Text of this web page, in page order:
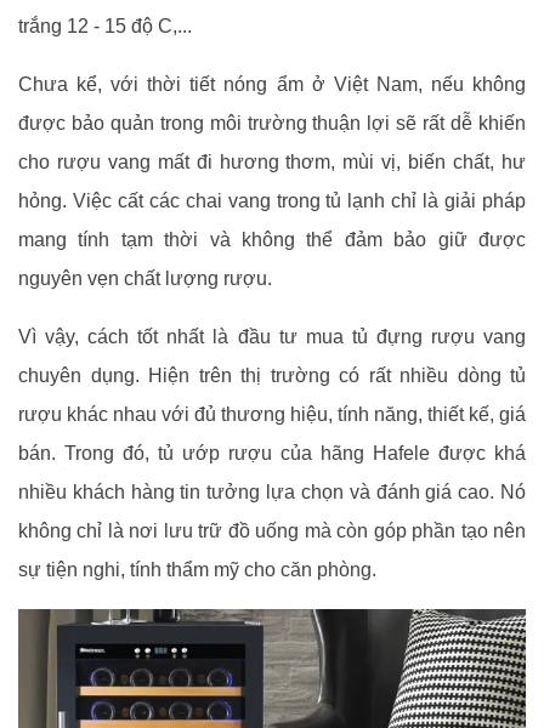
trắng 12 - 15 độ C,...
Chưa kể, với thời tiết nóng ẩm ở Việt Nam, nếu không
được bảo quản trong môi trường thuận lợi sẽ rất dễ khiến
cho rượu vang mất đi hương thơm, mùi vị, biến chất, hư
hỏng. Việc cất các chai vang trong tủ lạnh chỉ là giải pháp
mang tính tạm thời và không thể đảm bảo giữ được
nguyên vẹn chất lượng rượu.
Vì vậy, cách tốt nhất là đầu tư mua tủ đựng rượu vang
chuyên dụng. Hiện trên thị trường có rất nhiều dòng tủ
rượu khác nhau với đủ thương hiệu, tính năng, thiết kế, giá
bán. Trong đó, tủ ướp rượu của hãng Hafele được khá
nhiều khách hàng tin tưởng lựa chọn và đánh giá cao. Nó
không chỉ là nơi lưu trữ đồ uống mà còn góp phần tạo nên
sự tiện nghi, tính thẩm mỹ cho căn phòng.